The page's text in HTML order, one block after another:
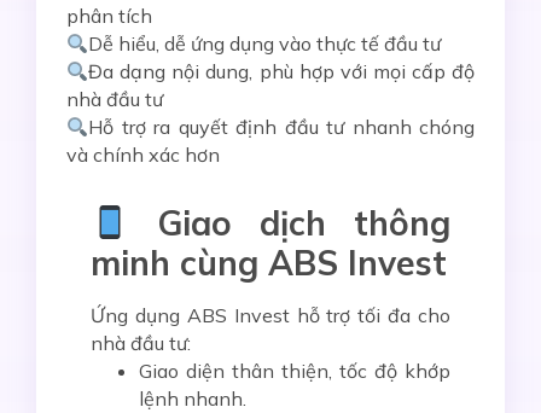
phân tích
Dễ hiểu, dễ ứng dụng vào thực tế đầu tư
Đa dạng nội dung, phù hợp với mọi cấp độ
nhà đầu tư
Hỗ trợ ra quyết định đầu tư nhanh chóng
và chính xác hơn
Giao dịch thông
minh cùng ABS Invest
Ứng dụng ABS Investhỗ trợ tối đa cho
nhà đầu tư:
Giao diện thân thiện, tốc độ khớp
lệnh nhanh.